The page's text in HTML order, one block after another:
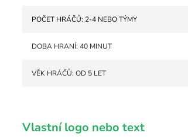
POČET HRÁČŮ: 2-4 NEBO TÝMY
DOBA HRANÍ: 40 MINUT
VĚK HRÁČŮ: OD 5 LET
Vlastní logo nebo text